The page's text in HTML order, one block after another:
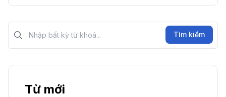
Tìm kiếm?>
Tìm kiếm
Từ mới